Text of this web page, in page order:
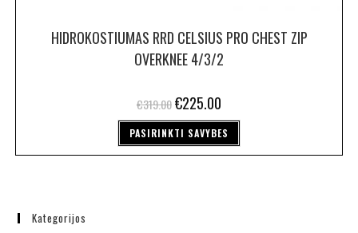
HIDROKOSTIUMAS RRD CELSIUS PRO CHEST ZIP
OVERKNEE 4/3/2
€319.00€225.00
PASIRINKTI SAVYBES
Kategorijos